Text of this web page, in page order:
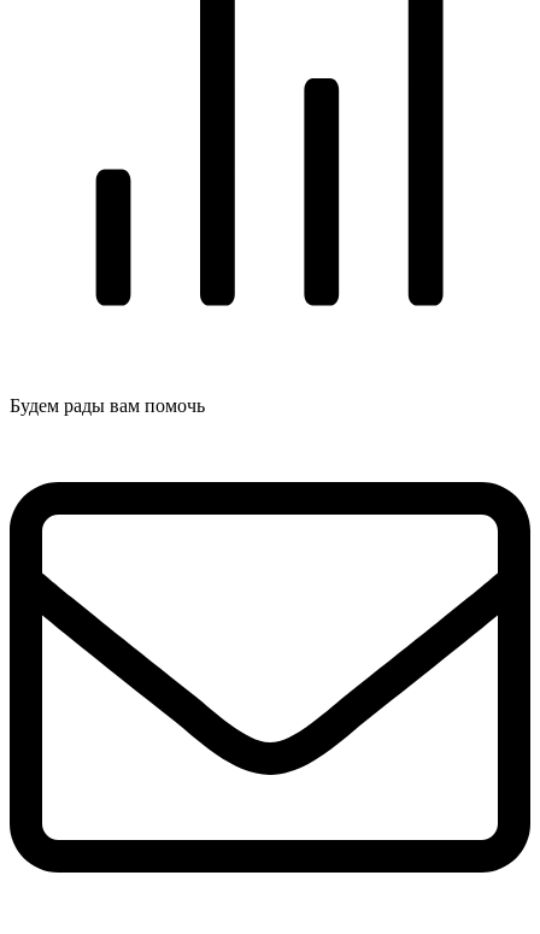
Будем рады вам помочь